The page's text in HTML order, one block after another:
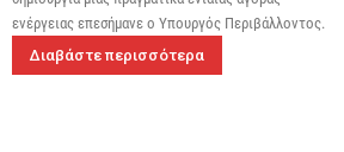
ενέργειας επεσήμανε ο Υπουργός Περιβάλλοντος.
Διαβάστε περισσότερα